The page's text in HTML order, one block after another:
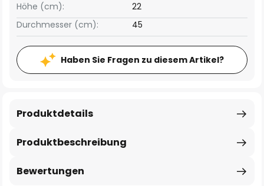
Höhe (cm):
22
Durchmesser (cm):
45
Haben Sie Fragen zu diesem Artikel?
Produktbeschreibung
Produktdetails
Bewertungen